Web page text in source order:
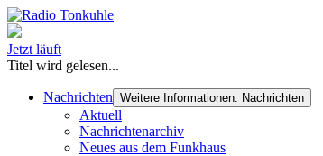
Jetzt läuft
Titel wird gelesen...
Nachrichten Weitere Informationen: Nachrichten
Aktuell
Nachrichtenarchiv
Neues aus dem Funkhaus